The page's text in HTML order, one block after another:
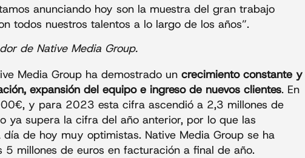
anunciando hoy son la muestra del gran trabajo
todos nuestros talentos a lo largo de los años”.
de Native Media Group.
Media Group ha demostrado un crecimiento constante y
expansión del equipo e ingreso de nuevos clientes. En
y para 2023 esta cifra ascendió a 2,3 millones de
ya supera la cifra del año anterior, por lo que las
de hoy muy optimistas. Native Media Group se ha
millones de euros en facturación a final de año.